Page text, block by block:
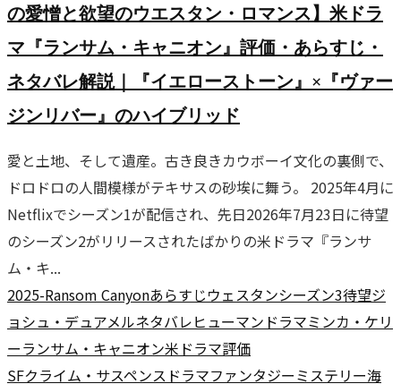
の愛憎と欲望のウエスタン・ロマンス】米ドラ
マ『ランサム・キャニオン』評価・あらすじ・
ネタバレ解説｜『イエローストーン』×『ヴァー
ジンリバー』のハイブリッド
愛と土地、そして遺産。古き良きカウボーイ文化の裏側で、
ドロドロの人間模様がテキサスの砂埃に舞う。 2025年4月に
Netflixでシーズン1が配信され、先日2026年7月23日に待望
のシーズン2がリリースされたばかりの米ドラマ『ランサ
ム・キ...
2025-Ransom Canyonあらすじウェスタンシーズン3待望ジ
ョシュ・デュアメルネタバレヒューマンドラマミンカ・ケリ
ーランサム・キャニオン米ドラマ評価
SFクライム・サスペンス ドラマファンタジーミステリー海